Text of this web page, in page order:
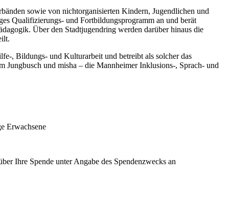
sowie von nichtorganisierten Kindern, Jugendlichen und
Qualifizierungs- und Fortbildungsprogramm an und berät
Über den Stadtjugendring werden darüber hinaus die
, Bildungs- und Kulturarbeit und betreibt als solcher das
und misha – die Mannheimer Inklusions-, Sprach- und
Erwachsene
Ihre Spende unter Angabe des Spendenzwecks an